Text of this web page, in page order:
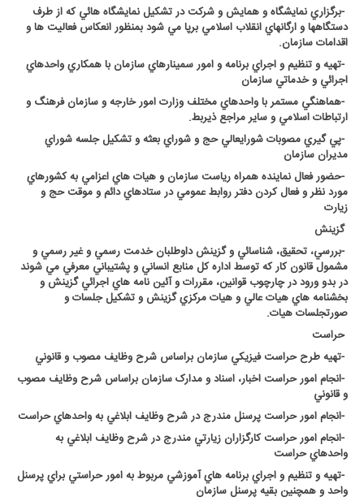
-برگزاري نمايشگاه و همايش و شرکت در تشکيل نمايشگاه هائي که از طرف
دستگاهها و ارگانهاي انقلاب اسلامي برپا مي شود بمنظور انعکاس فعاليت ها و
اقدامات سازمان.
-تهيه و تنظيم و اجراي برنامه و امور سمينارهاي سازمان با همکاري واحدهاي
اجرائي و خدماتي سازمان
-هماهنگي مستمر با واحدهاي مختلف وزارت امور خارجه و سازمان فرهنگ و
ارتباطات اسلامي و ساير مراجع ذيربط.
-پي گيري مصوبات شورايعالي حج و شوراي بعثه و تشکيل جلسه شوراي
مديران سازمان
-حضور فعال نماينده همراه رياست سازمان و هيات هاي اعزامي به کشورهاي
مورد نظر و فعال کردن دفتر روابط عمومي در ستادهاي دائم و موقت حج و
زيارت
گزينش
-بررسي، تحقيق، شناسائي و گزينش داوطلبان خدمت رسمي و غير رسمي و
مشمول قانون کار که توسط اداره کل منابع انساني و پشتيباني معرفي مي شوند
در بدو ورود در چارچوب قوانين، مقررات و آئين نامه هاي اجرائي گزينش و
بخشنامه هاي هيات عالي و هيات مرکزي گزينش و تشکيل جلسات و
صورتجلسات هيات.
حراست
-تهيه طرح حراست فيزيکي سازمان براساس شرح وظايف مصوب و قانوني
-انجام امور حراست اخبار، اسناد و مدارک سازمان براساس شرح وظايف مصوب
و قانوني
-انجام امور حراست پرسنل مندرج در شرح وظايف ابلاغي به واحدهاي حراست
-انجام امور حراست کارگزاران زيارتي مندرج در شرح وظايف ابلاغي به
واحدهاي حراست
-تهيه و تنظيم و اجراي برنامه هاي آموزشي مربوط به امور حراستي براي پرسنل
واحد و همچنين بقيه پرسنل سازمان